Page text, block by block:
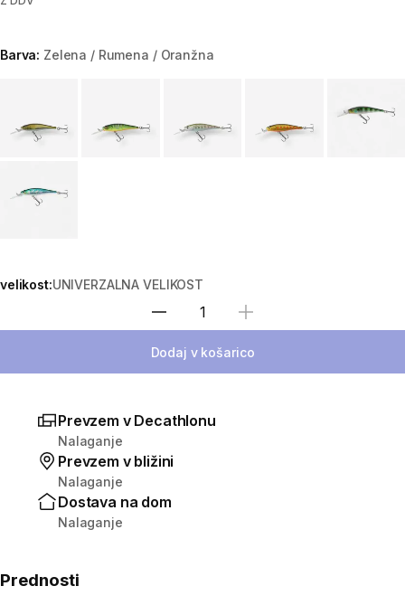
Barva: Zelena / Rumena / Oranžna
velikost:UNIVERZALNA VELIKOST
Izberite količino
Dodaj v košarico
Prevzem v Decathlonu
Nalaganje
Prevzem v bližini
Nalaganje
Dostava na dom
Nalaganje
Prednosti